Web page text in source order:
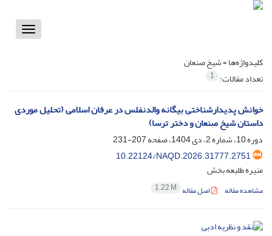
Toggle
کلیدواژه‌ها =شیخ صنعان
تعداد مقالات: 1
خوانش پدیدارشناختی بیگانه والدنفلس در عرفان اسلامی (تحلیل موردی
داستان شیخ صنعان و دختر ترسا)
دوره 10، شماره 2، دی 1404، صفحه
207-231
10.22124/NAQD.2026.31777.2751
منیره طلیعه بخش
مشاهده مقاله اصل مقاله 1.22 M